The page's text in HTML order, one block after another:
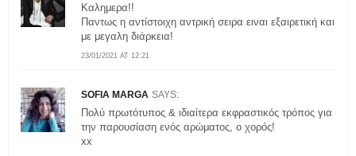
23/01/2021 AT 12:21
Καλημερα!!
Παντως η αντίστοιχη αντρική σειρα ειναι εξαιρετική και
με μεγαλη διάρκεια!
SOFIA MARGA SAYS:
Πολύ πρωτότυπος & ιδιαίτερα εκφραστικός τρόπος για
την παρουσίαση ενός αρώματος, ο χορός!
xx